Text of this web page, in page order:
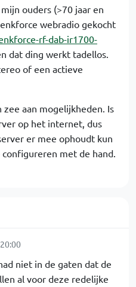
ouders (>70 jaar en
webradio gekocht
rf-dab-ir1700-
dat ding werkt tadellos.
of een actieve
aan mogelijkheden. Is
op het internet, dus
er mee ophoudt kun
met de hand.
niet in de gaten dat de
al voor deze redelijke